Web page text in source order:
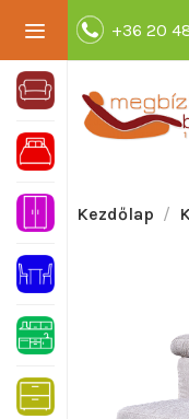
+36 20
Kezdőlap